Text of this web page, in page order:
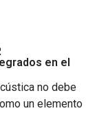
en el
no debe
un elemento